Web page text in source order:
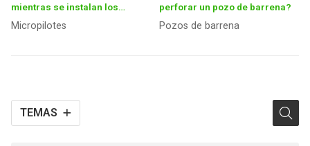
TEMAS
mientras se instalan los
micropilotes?
Micropilotes
perforar un pozo de barrena?
Pozos de barrena